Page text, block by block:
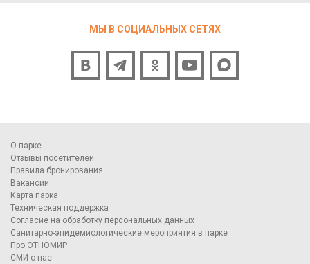
МЫ В СОЦИАЛЬНЫХ СЕТЯХ
О парке
Отзывы посетителей
Правила бронирования
Вакансии
Карта парка
Техническая поддержка
Согласие на обработку персональных данных
Санитарно-эпидемиологические мероприятия в парке
Про ЭТНОМИР
СМИ о нас